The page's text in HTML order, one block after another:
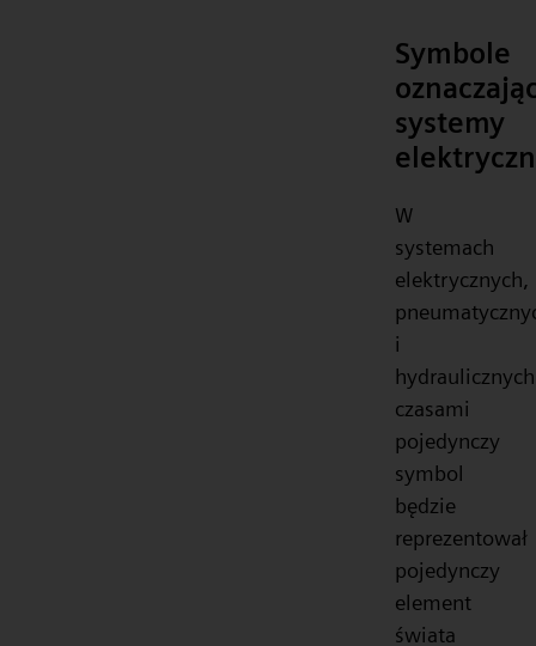
Symbole
systemy
W
systemach
elektrycznych,
i
hydraulicznych
czasami
pojedynczy
symbol
będzie
reprezentował
pojedynczy
element
świata